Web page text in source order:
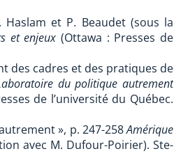
et P. Beaudet (sous la
et enjeux (Ottawa : Presses de
des cadres et des pratiques de
du politique autrement
de l’université du Québec.
», p. 247-258Amérique
avec M. Dufour-Poirier). Ste-